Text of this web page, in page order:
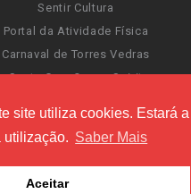
site utiliza cookies. Estará a
utilização. Saber Mais
Aceitar
Sentir Cultura
Portal da Atividade Física
Carnaval de Torres Vedras
Santa Cruz Ocean Spirit